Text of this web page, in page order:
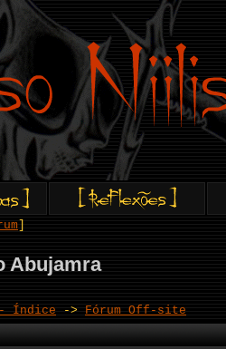
Abujamra
Índice -> Fórum Off-site